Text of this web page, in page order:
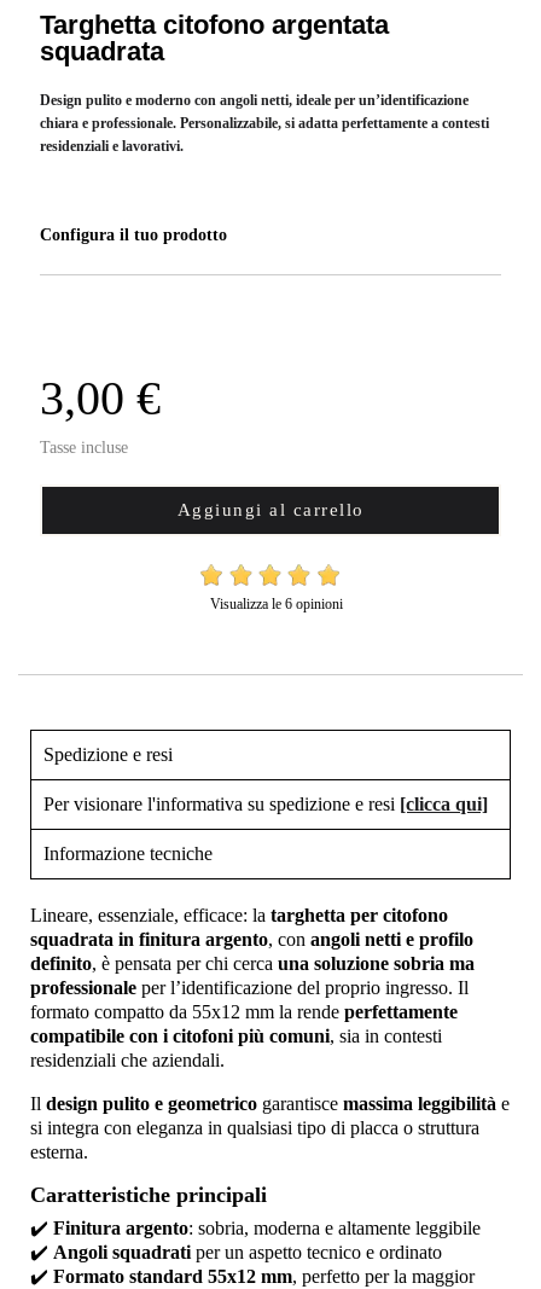
Targhetta citofono argentata
squadrata
Design pulito e moderno con angoli netti, ideale per un’identificazione
chiara e professionale. Personalizzabile, si adatta perfettamente a contesti
residenziali e lavorativi.
Configura il tuo prodotto
3,00 €
Tasse incluse
Aggiungi al carrello
Visualizza le 6 opinioni
Spedizione e resi
Per visionare l'informativa su spedizione e resi [clicca qui]
Informazione tecniche
Lineare, essenziale, efficace: la targhetta per citofono
squadrata in finitura argento, con angoli netti e profilo
definito, è pensata per chi cerca una soluzione sobria ma
professionale per l’identificazione del proprio ingresso. Il
formato compatto da 55x12 mm la rende perfettamente
compatibile con i citofoni più comuni, sia in contesti
residenziali che aziendali.
Il design pulito e geometrico garantisce massima leggibilità e
si integra con eleganza in qualsiasi tipo di placca o struttura
esterna.
Caratteristiche principali
✔️ Finitura argento: sobria, moderna e altamente leggibile
✔️ Angoli squadrati per un aspetto tecnico e ordinato
✔️ Formato standard 55x12 mm, perfetto per la maggior